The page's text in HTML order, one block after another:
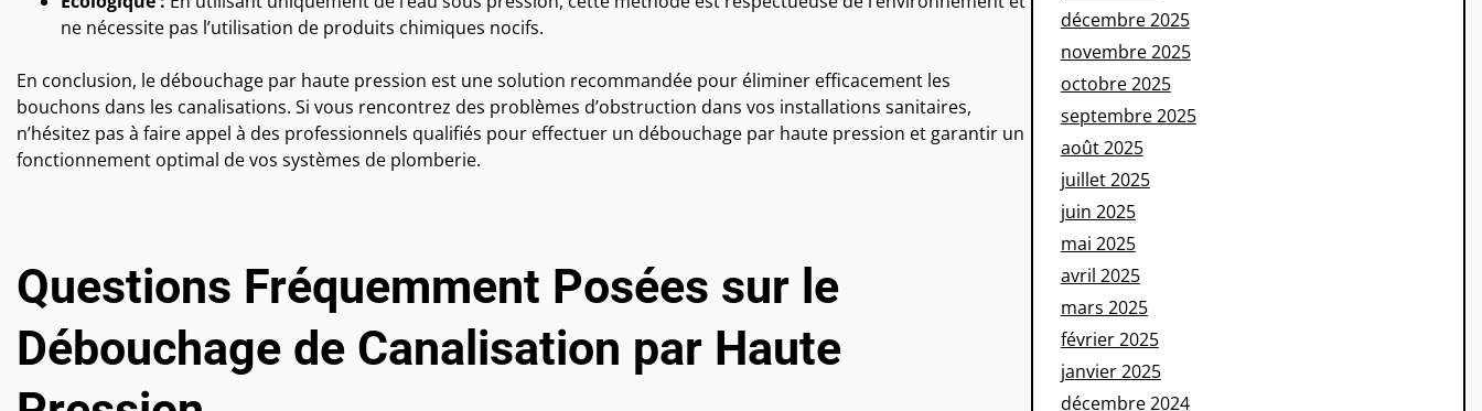
ne nécessite pas l’utilisation de produits chimiques nocifs.
En conclusion, le débouchage par haute pression est une solution recommandée pour éliminer efficacement les
bouchons dans les canalisations. Si vous rencontrez des problèmes d’obstruction dans vos installations sanitaires,
n’hésitez pas à faire appel à des professionnels qualifiés pour effectuer un débouchage par haute pression et garantir un
fonctionnement optimal de vos systèmes de plomberie.
Questions Fréquemment Posées sur le
Débouchage de Canalisation par Haute
décembre 2025
novembre 2025
octobre 2025
septembre 2025
août 2025
juillet 2025
juin 2025
mai 2025
avril 2025
mars 2025
février 2025
janvier 2025
décembre 2024